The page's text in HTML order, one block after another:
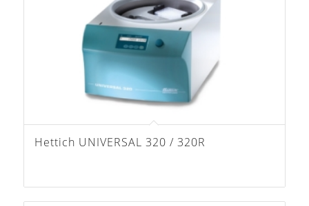
Hettich UNIVERSAL 320 / 320R